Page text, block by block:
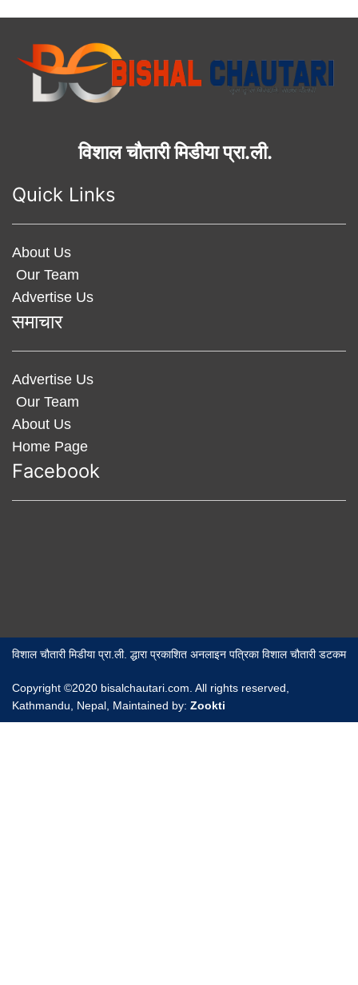
विशाल चौतारी मिडीया प्रा.ली.
Quick Links
About Us
Our Team
Advertise Us
समाचार
Advertise Us
Our Team
About Us
Home Page
Facebook
विशाल चौतारी मिडीया प्रा.ली. द्धारा प्रकाशित अनलाइन पत्रिका विशाल चौतारी डटकम
Copyright ©2020 bisalchautari.com. All rights reserved,
Kathmandu, Nepal, Maintained by: Zookti